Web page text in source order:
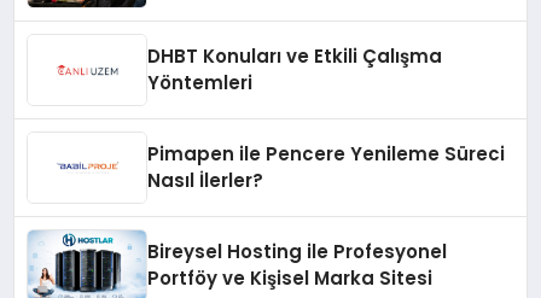
DHBT Konuları ve Etkili Çalışma
Yöntemleri
Pimapen ile Pencere Yenileme Süreci
Nasıl İlerler?
Bireysel Hosting ile Profesyonel
Portföy ve Kişisel Marka Sitesi